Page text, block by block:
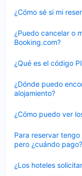
¿Cómo sé si mi
cerrado
¿Puedo cancelar o
Booking.com?
cerrado
¿Qué es el código
cerrado
¿Dónde puedo
alojamiento?
cerrado
¿Cómo puedo ver
cerrado
Para reservar
pero ¿cuándo pago?
cerrado
¿Los hoteles
cerrado